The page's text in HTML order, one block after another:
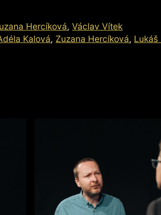
Hercíková,Václav Vítek
Kalová, Zuzana Hercíková, Lukáš